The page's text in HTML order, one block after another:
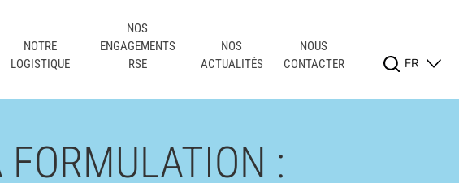
FR
NOTRE
LOGISTIQUE
NOS
ENGAGEMENTS
RSE
NOS
ACTUALITÉS
NOUS
CONTACTER
: